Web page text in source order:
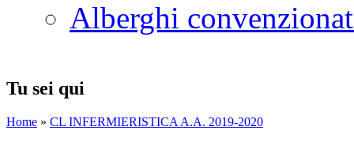
Alberghi
Tu sei qui
Home » CL INFERMIERISTICA A.A. 2019-2020